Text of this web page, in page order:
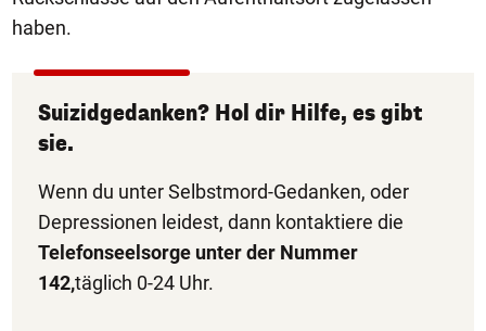
haben.
Suizidgedanken? Hol dir Hilfe, es gibt
sie.
Wenn du unter Selbstmord-Gedanken, oder
Depressionen leidest, dann kontaktiere die
Telefonseelsorge unter der Nummer
142,täglich 0-24 Uhr.